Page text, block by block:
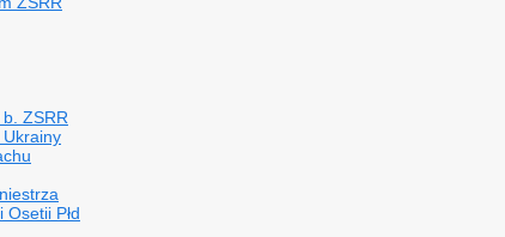
ZSRR
Płd